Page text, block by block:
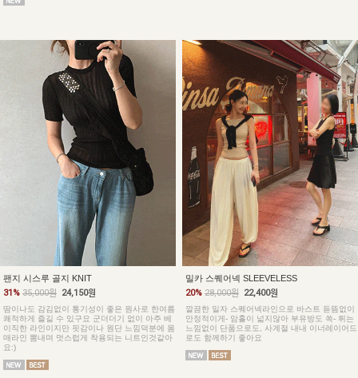
팬지 시스루 골지 KNIT
31% 35,000원 24,150원
땀이나도 감김없이 통기성이 좋은 원사로 한여름
쾌적하게 즐길 수 있구요 군더더기 없이 아주 베
이직한 라인이지만 핏감이나 원단 느낌덕분에 몸
매라인 뽐내며 멋스럽게 착용되는 니트인것같아
요:)
밀카 스퀘어넥 SLEEVELESS
20% 28,000원 22,400원
깔끔한 일자 스퀘어넥라인으로 바스트 듣뜸없이
안정적이게- 암홀이 넓지않아 부유방도 쏙- 튀는
느낌없이 단품으로도, 사계절 내내 이너레이어드
로도 함께하기 좋아요